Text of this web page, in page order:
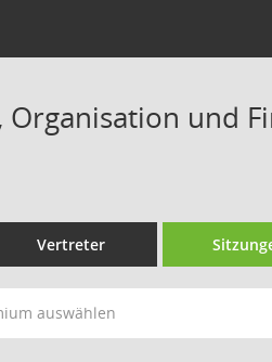
und
Vertreter
auswählen